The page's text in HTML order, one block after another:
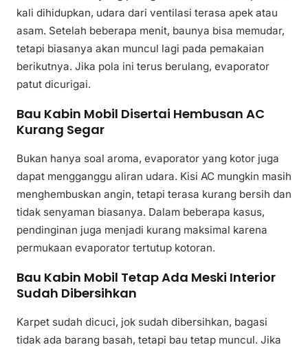
kali dihidupkan, udara dari ventilasi terasa apek atau
asam. Setelah beberapa menit, baunya bisa memudar,
tetapi biasanya akan muncul lagi pada pemakaian
berikutnya. Jika pola ini terus berulang, evaporator
patut dicurigai.
Bau Kabin Mobil Disertai Hembusan AC
Kurang Segar
Bukan hanya soal aroma, evaporator yang kotor juga
dapat mengganggu aliran udara. Kisi AC mungkin masih
menghembuskan angin, tetapi terasa kurang bersih dan
tidak senyaman biasanya. Dalam beberapa kasus,
pendinginan juga menjadi kurang maksimal karena
permukaan evaporator tertutup kotoran.
Bau Kabin Mobil Tetap Ada Meski Interior
Sudah Dibersihkan
Karpet sudah dicuci, jok sudah dibersihkan, bagasi
tidak ada barang basah, tetapi bau tetap muncul. Jika